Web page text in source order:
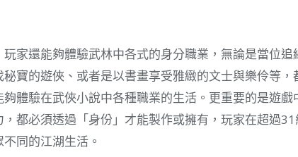
家還能夠體驗武林中各式的身分職業，無論是當位追
寶的遊俠、或者是以書畫享受雅緻的文士與樂伶等，
體驗在武俠小說中各種職業的生活。更重要的是遊戲
都必須透過「身份」才能製作或擁有，玩家在超過
同的江湖生活。